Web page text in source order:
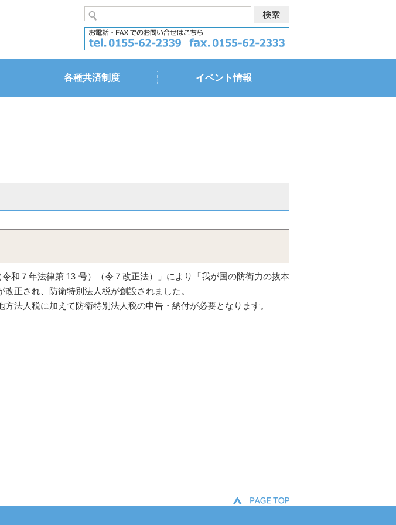
各種共済制度 イベント情報
和７年法律第 13 号）（令７改正法）」により「我が国の防衛力の抜本
正され、防衛特別法人税が創設されました。
法人税に加えて防衛特別法人税の申告・納付が必要となります。